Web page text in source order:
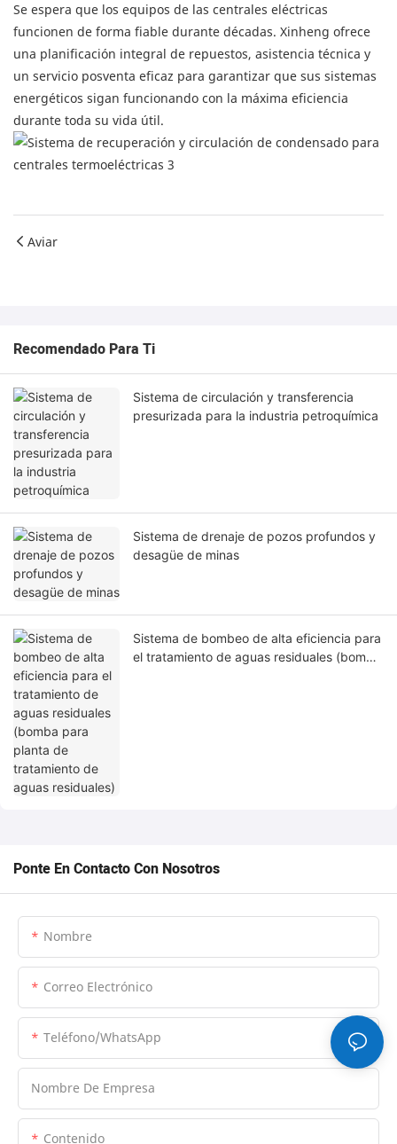
Se espera que los equipos de las centrales eléctricas
funcionen de forma fiable durante décadas. Xinheng ofrece
una planificación integral de repuestos, asistencia técnica y
un servicio posventa eficaz para garantizar que sus sistemas
energéticos sigan funcionando con la máxima eficiencia
durante toda su vida útil.
Aviar
Recomendado Para Ti
Sistema de circulación y transferencia
presurizada para la industria petroquímica
Sistema de drenaje de pozos profundos y
desagüe de minas
Sistema de bombeo de alta eficiencia para
el tratamiento de aguas residuales (bomba
Ponte En Contacto Con Nosotros
Nombre
Correo Electrónico
Teléfono/WhatsApp
Nombre De Empresa
Contenido